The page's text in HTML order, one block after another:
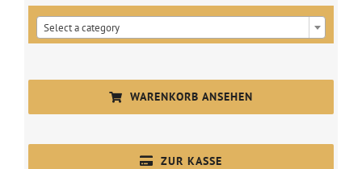
Select a category
WARENKORB ANSEHEN
ZUR KASSE